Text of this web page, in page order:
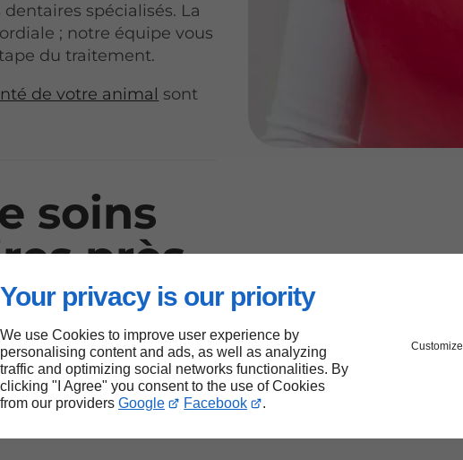
Your privacy is our priority
We use Cookies to improve user experience by
personalising content and ads, as well as analyzing
traffic and optimizing social networks functionalities. By
clicking "I Agree" you consent to the use of Cookies
from our providers Google Facebook .
Customize
spécialisés. La
; notre équipe vous
du traitement.
de votre animal sont
soins
près
:
et